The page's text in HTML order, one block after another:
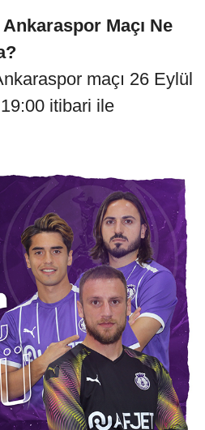
Maçı Ne
maçı 26 Eylül
itibari ile